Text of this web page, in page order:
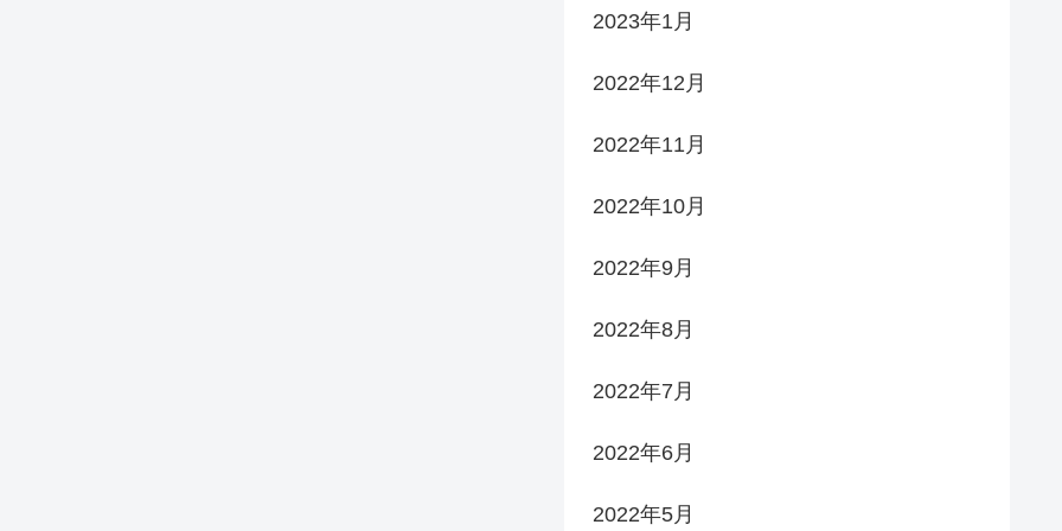
2023年1月
2022年12月
2022年11月
2022年10月
2022年9月
2022年8月
2022年7月
2022年6月
2022年5月